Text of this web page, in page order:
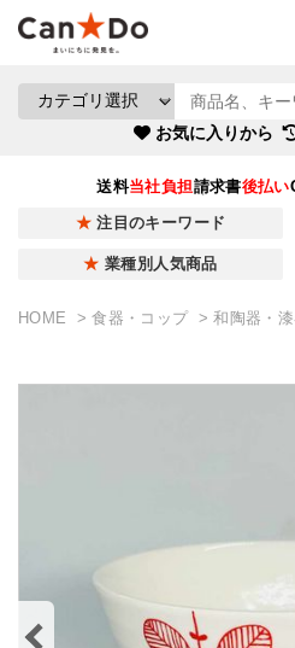
お気に入りから
送料当社負担請求書後払い
注目のキーワード
業種別人気商品
HOME 食器・コップ 和陶器・